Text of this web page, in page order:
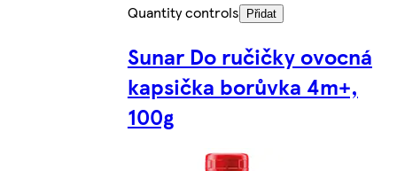
Quantity controls
Přidat
Sunar Do ručičky ovocná
kapsička borůvka 4m+,
100g